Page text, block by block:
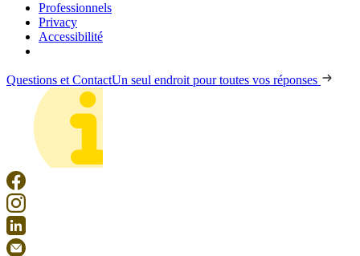
Professionnels
Privacy
Accessibilité
Questions et ContactUn seul endroit pour toutes vos réponses